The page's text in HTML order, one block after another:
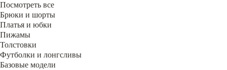
Посмотреть все
Брюки и шорты
Платья и юбки
Пижамы
Толстовки
Футболки и лонгсливы
Базовые модели